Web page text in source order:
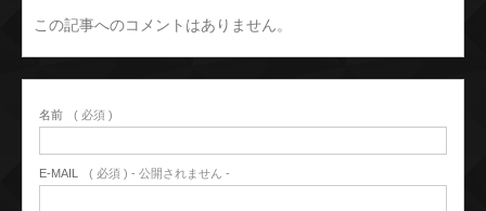
この記事へのコメントはありません。
名前 ( 必須 )
E-MAIL ( 必須 ) - 公開されません -